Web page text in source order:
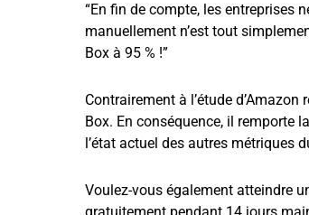
“En fin de compte, les entreprises
manuellement n’est tout
Box à 95 % !”
Contrairement à l’étude
Box. En conséquence, il remporte
l’état actuel des autres métriques
Voulez-vous également atteindre